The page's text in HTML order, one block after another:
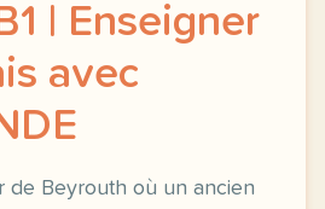
| Enseigner
avec
de Beyrouth où un ancien